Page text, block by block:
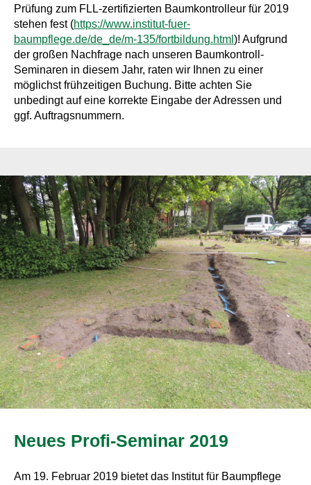
Prüfung zum FLL-zertifizierten Baumkontrolleur für 2019
stehen fest (https://www.institut-fuer-
baumpflege.de/de_de/m-135/fortbildung.html )! Aufgrund
der großen Nachfrage nach unseren Baumkontroll-
Seminaren in diesem Jahr, raten wir Ihnen zu einer
möglichst frühzeitigen Buchung. Bitte achten Sie
unbedingt auf eine korrekte Eingabe der Adressen und
ggf. Auftragsnummern.
Neues Profi-Seminar 2019
Am 19. Februar 2019 bietet das Institut für Baumpflege